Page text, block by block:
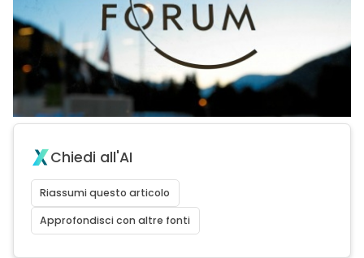
Chiedi all'AI
Riassumi questo articolo
Approfondisci con altre fonti